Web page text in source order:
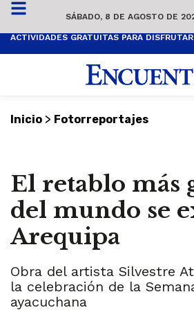
SÁBADO, 8 DE AGOSTO DE
Inicio > Fotorreportajes
El retablo más
del mundo se
Arequipa
Obra del artista Silvestre
la celebración de la
ayacuchana